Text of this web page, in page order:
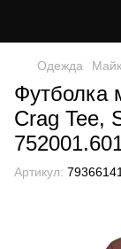
Одежда
Футболка
Crag Tee,
Артикул: